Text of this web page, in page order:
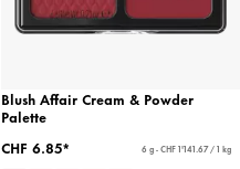
Blush Affair Cream & Powder
Palette
CHF 6.85*
6 g - CHF 1'141.67 / 1 kg